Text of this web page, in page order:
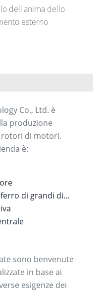
dell'anima dello
esterno
Co., Ltd. è
produzione
rotori di motori.
è:
Lavorazione di anime in ferro di grandi dimensioni
sono benvenute
in base ai
esigenze dei